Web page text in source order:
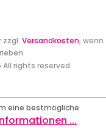
zzgl. Versandkosten, wenn
All rights reserved.
eine bestmögliche
...